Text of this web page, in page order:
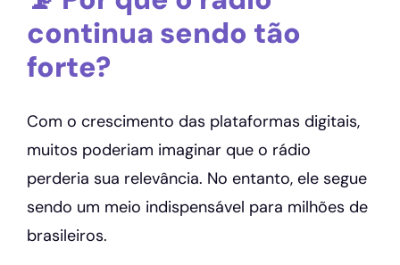
continua sendo tão
forte?
Com o crescimento das plataformas digitais,
muitos poderiam imaginar que o rádio
perderia sua relevância. No entanto, ele segue
sendo um meio indispensável para milhões de
brasileiros.